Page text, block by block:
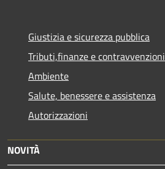
Giustizia e sicurezza pubblica
Tributi,finanze e contravvenzioni
Ambiente
Salute, benessere e assistenza
Autorizzazioni
NOVITÀ